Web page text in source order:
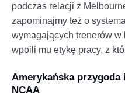
podczas relacji z
zapominajmy też o
wymagających trenerów
wpoili mu etykę pracy, z
Amerykańska
NCAA